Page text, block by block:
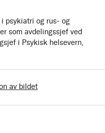
psykiatri og rus- og
som avdelingssjef ved
i Psykisk helsevern,
av bildet